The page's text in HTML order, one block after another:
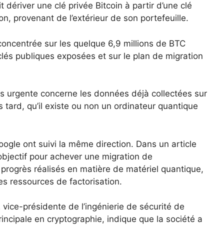
une clé privée Bitcoin à partir d’une clé
provenant de l’extérieur de son portefeuille.
sur les quelque 6,9 ​​millions de BTC
publiques exposées et sur le plan de migration
urgente concerne les données déjà collectées sur
qu’il existe ou non un ordinateur quantique
ont suivi la même direction. Dans un article
pour achever une migration de
réalisés en matière de matériel quantique,
ressources de factorisation.
présidente de l’ingénierie de sécurité de
en cryptographie, indique que la société a